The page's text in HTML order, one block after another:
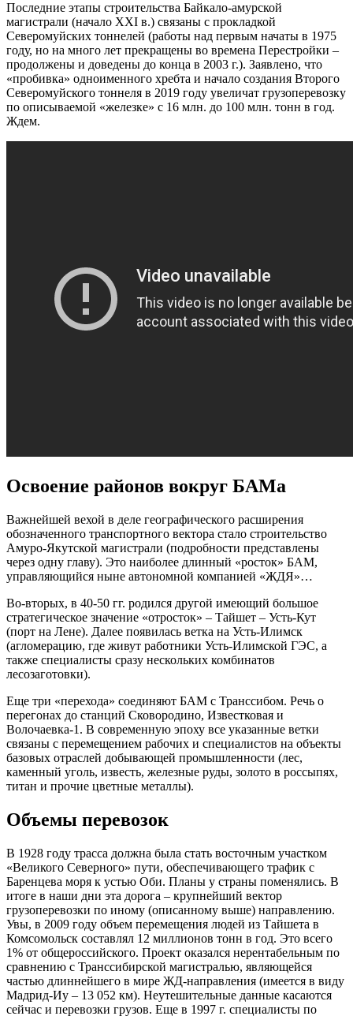
Последние этапы строительства Байкало-амурской
магистрали (начало XXI в.) связаны с прокладкой
Северомуйских тоннелей (работы над первым начаты в 1975
году, но на много лет прекращены во времена Перестройки –
продолжены и доведены до конца в 2003 г.). Заявлено, что
«пробивка» одноименного хребта и начало создания Второго
Северомуйского тоннеля в 2019 году увеличат грузоперевозку
по описываемой «железке» с 16 млн. до 100 млн. тонн в год.
Ждем.
Освоение районов вокруг БАМа
Важнейшей вехой в деле географического расширения
обозначенного транспортного вектора стало строительство
Амуро-Якутской магистрали (подробности представлены
через одну главу). Это наиболее длинный «росток» БАМ,
управляющийся ныне автономной компанией «ЖДЯ»…
Во-вторых, в 40-50 гг. родился другой имеющий большое
стратегическое значение «отросток» – Тайшет – Усть-Кут
(порт на Лене). Далее появилась ветка на Усть-Илимск
(агломерацию, где живут работники Усть-Илимской ГЭС, а
также специалисты сразу нескольких комбинатов
лесозаготовки).
Еще три «перехода» соединяют БАМ с Транссибом. Речь о
перегонах до станций Сковородино, Известковая и
Волочаевка-1. В современную эпоху все указанные ветки
связаны с перемещением рабочих и специалистов на объекты
базовых отраслей добывающей промышленности (лес,
каменный уголь, известь, железные руды, золото в россыпях,
титан и прочие цветные металлы).
Объемы перевозок
В 1928 году трасса должна была стать восточным участком
«Великого Северного» пути, обеспечивающего трафик с
Баренцева моря к устью Оби. Планы у страны поменялись. В
итоге в наши дни эта дорога – крупнейший вектор
грузоперевозки по иному (описанному выше) направлению.
Увы, в 2009 году объем перемещения людей из Тайшета в
Комсомольск составлял 12 миллионов тонн в год. Это всего
1% от общероссийского. Проект оказался нерентабельным по
сравнению с Транссибирской магистралью, являющейся
частью длиннейшего в мире ЖД-направления (имеется в виду
Мадрид-Иу – 13 052 км). Неутешительные данные касаются
сейчас и перевозки грузов. Еще в 1997 г. специалисты по